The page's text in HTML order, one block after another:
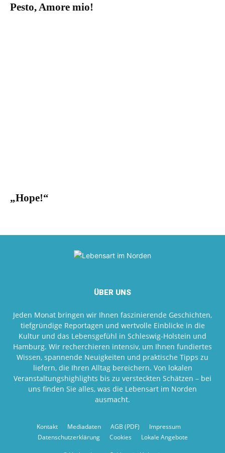
Pesto, Amore mio!
„Hope!“
ÜBER UNS
Jeden Monat bringen wir Ihnen faszinierende Geschichten,
tiefgründige Reportagen und wertvolle Einblicke in die
Kultur und das Lebensgefühl in Schleswig-Holstein und
Hamburg. Wir recherchieren intensiv, um Ihnen fundiertes
Wissen, spannende Neuigkeiten und praktische Tipps zu
liefern, die Ihren Alltag bereichern. Von lokalen
Veranstaltungshighlights bis zu versteckten Schätzen – bei
uns finden Sie alles, was die Lebensart im Norden
ausmacht.
Kontakt Mediadaten AGB (PDF)
Impressum
Datenschutzerklärung
Cookies Lokale Angebote